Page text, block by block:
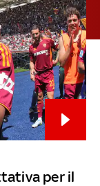
per il